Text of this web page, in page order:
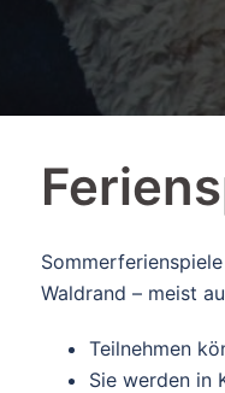
Waldrand – meist
Teilnehmen
Sie werden in